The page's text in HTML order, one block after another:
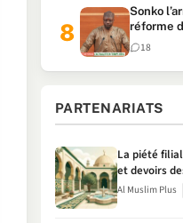
Sonko
réforme
18
PARTENARIATS
La piété
et devoirs
Al Muslim Plus